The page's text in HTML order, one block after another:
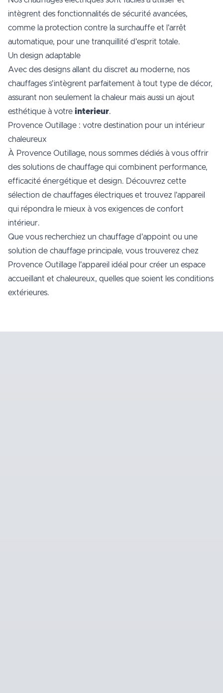
intègrent des fonctionnalités de sécurité avancées,
comme la protection contre la surchauffe et l'arrêt
automatique, pour une tranquillité d'esprit totale.
Un design adaptable
Avec des designs allant du discret au moderne, nos
chauffages s'intègrent parfaitement à tout type de décor,
assurant non seulement la chaleur mais aussi un ajout
esthétique à votre interieur.
Provence Outillage : votre destination pour un intérieur
chaleureux
À Provence Outillage, nous sommes dédiés à vous offrir
des solutions de chauffage qui combinent performance,
efficacité énergétique et design. Découvrez cette
sélection de chauffages électriques et trouvez l'appareil
qui répondra le mieux à vos exigences de confort
intérieur.
Que vous recherchiez un chauffage d'appoint ou une
solution de chauffage principale, vous trouverez chez
Provence Outillage l'appareil idéal pour créer un espace
accueillant et chaleureux, quelles que soient les conditions
extérieures.